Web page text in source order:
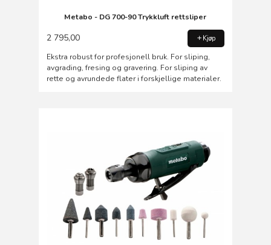
Metabo - DG 700-90 Trykkluft rettsliper
2 795,00 Kjøp
Ekstra robust for profesjonell bruk. For sliping,
avgrading, fresing og gravering. For sliping av
rette og avrundede flater i forskjellige materialer.